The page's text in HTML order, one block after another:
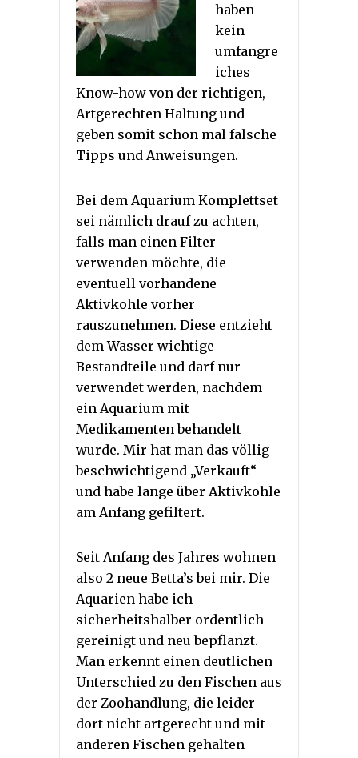
haben
kein
umfangre
iches
Know-how von der richtigen,
Artgerechten Haltung und
geben somit schon mal falsche
Tipps und Anweisungen.
Bei dem Aquarium Komplettset
sei nämlich drauf zu achten,
falls man einen Filter
verwenden möchte, die
eventuell vorhandene
Aktivkohle vorher
rauszunehmen. Diese entzieht
dem Wasser wichtige
Bestandteile und darf nur
verwendet werden, nachdem
ein Aquarium mit
Medikamenten behandelt
wurde. Mir hat man das völlig
beschwichtigend „Verkauft“
und habe lange über Aktivkohle
am Anfang gefiltert.
Seit Anfang des Jahres wohnen
also 2 neue Betta’s bei mir. Die
Aquarien habe ich
sicherheitshalber ordentlich
gereinigt und neu bepflanzt.
Man erkennt einen deutlichen
Unterschied zu den Fischen aus
der Zoohandlung, die leider
dort nicht artgerecht und mit
anderen Fischen gehalten